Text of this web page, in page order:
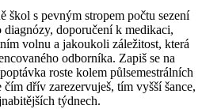
škol s pevným stropem počtu sezení
diagnózy, doporučení k medikaci,
volnu a jakoukoli záležitost, která
odborníka. Zapiš se na
roste kolem půlsemestrálních
dřív zarezervuješ, tím vyšší šance,
týdnech.